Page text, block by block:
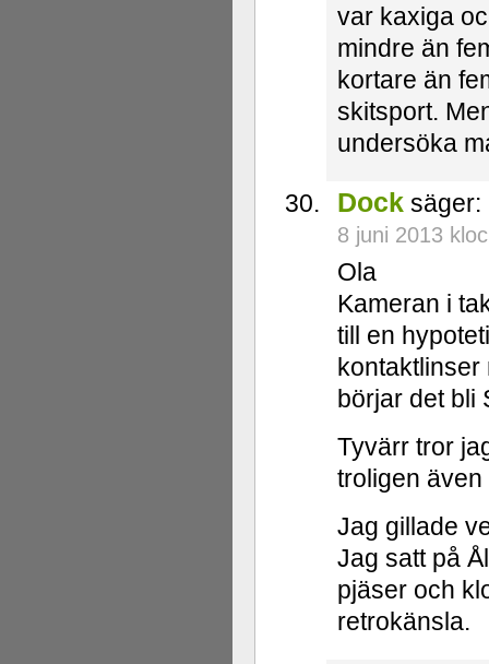
var kaxiga
mindre än
kortare än
skitsport.
undersöka
Dock säger:
8 juni 2013
Ola
Kameran i
till en
kontaktlinser
börjar det bli
Tyvärr tror
troligen även
Jag gillade
Jag satt på
pjäser och
retrokänsla.